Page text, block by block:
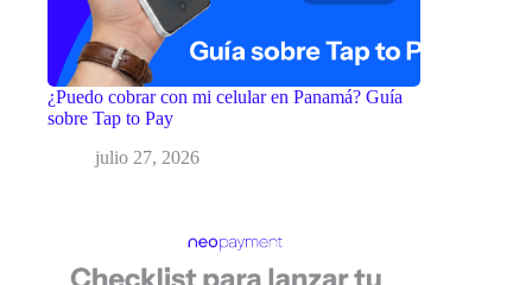
¿Puedo cobrar con mi celular en Panamá? Guía
sobre Tap to Pay
julio 27, 2026